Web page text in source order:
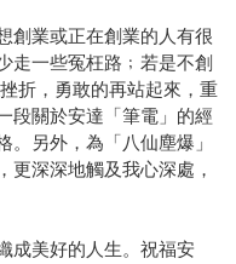
創業或正在創業的人有很
走一些冤枉路﹔若是不創
折，勇敢的再站起來，重
段關於安達「筆電」的經
另外，為「八仙塵爆」
更深深地觸及我心深處，
成美好的人生。祝福安